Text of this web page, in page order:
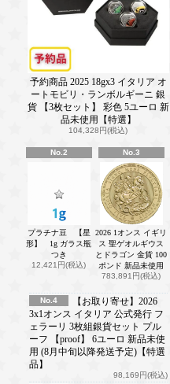
予約商品 2025 18gx3 イタリア オ
ートモビリ・ランボルギーニ 銀
貨 【3枚セット】 彩色 5ユーロ 新
品未使用【特選】
104,328円(税込)
No.2
プラチナ豆 【星
形】 1g ガラス瓶
つき
12,421円(税込)
No.3
2026 1オンス イギリ
ス 聖ゲオルギウス
とドラゴン 金貨 100
ポンド 新品未使用
783,891円(税込)
No.4
【お取り寄せ】2026
3x1オンス イタリア 公式発行 フ
ェラーリ 3枚組銀貨セット プル
ーフ 【proof】 6ユーロ 新品未使
用 (8月中旬以降発送予定)【特選
品】
98,169円(税込)